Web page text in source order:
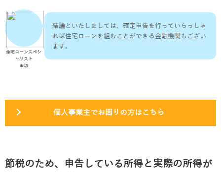
住宅ローンスペシ
ャリスト
田辺
結論といたしましては、確定申告を行っていらっしゃ
れば住宅ローンを組むことができる金融機関もござい
ます。
個人事業主でお困りの方はこちら
節税のため、申告している所得と実際の所得が